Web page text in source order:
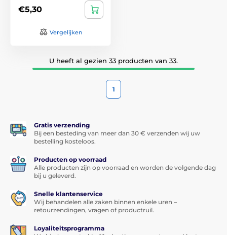
€5,30
Vergelijken
U heeft al gezien 33 producten van 33.
1
Gratis verzending
Bij een besteding van meer dan 30 € verzenden wij uw
bestelling kosteloos.
Producten op voorraad
Alle producten zijn op voorraad en worden de volgende dag
bij u geleverd.
Snelle klantenservice
Wij behandelen alle zaken binnen enkele uren –
retourzendingen, vragen of productruil.
Loyaliteitsprogramma